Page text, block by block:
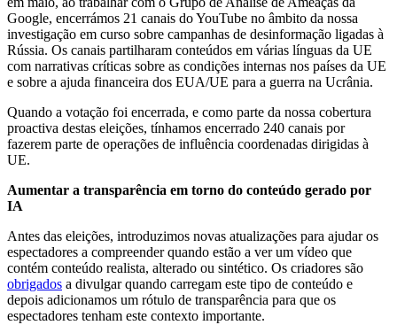
Google, encerrámos 21 canais do YouTube no âmbito da nossa
investigação em curso sobre campanhas de desinformação ligadas à
Rússia. Os canais partilharam conteúdos em várias línguas da UE
com narrativas críticas sobre as condições internas nos países da UE
e sobre a ajuda financeira dos EUA/UE para a guerra na Ucrânia.
Quando a votação foi encerrada, e como parte da nossa cobertura
proactiva destas eleições, tínhamos encerrado 240 canais por
fazerem parte de operações de influência coordenadas dirigidas à
UE.
Aumentar a transparência em torno do conteúdo gerado por
IA
Antes das eleições, introduzimos novas atualizações para ajudar os
espectadores a compreender quando estão a ver um vídeo que
contém conteúdo realista, alterado ou sintético. Os criadores são
obrigados a divulgar quando carregam este tipo de conteúdo e
depois adicionamos um rótulo de transparência para que os
espectadores tenham este contexto importante.